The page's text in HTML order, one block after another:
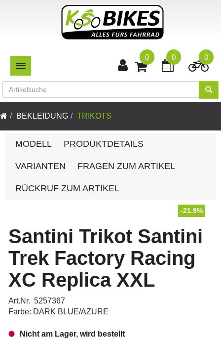
TOGGLE NAVIGATION
0
0
0
BEKLEIDUNG TRIKOTS
MODELL PRODUKTDETAILS
VARIANTEN FRAGEN ZUM ARTIKEL
RÜCKRUF ZUM ARTIKEL
-21.9%
Santini Trikot Santini
Trek Factory Racing
XC Replica XXL
Art.Nr. 5257367
Farbe: DARK BLUE/AZURE
Nicht am Lager, wird bestellt